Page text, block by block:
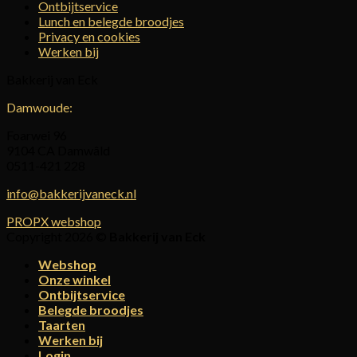
Ontbijtservice
Lunch en belegde broodjes
Privacy en cookies
Werken bij
Damwoude:
info@bakkerijvaneck.nl
PROPX webshop
Webshop
Onze winkel
Ontbijtservice
Belegde broodjes
Taarten
Werken bij